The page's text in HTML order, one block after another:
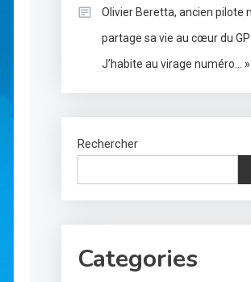
Olivier Beretta, ancien pilote
partage sa vie au cœur du GP
J’habite au virage numéro… »
Rechercher
Categories